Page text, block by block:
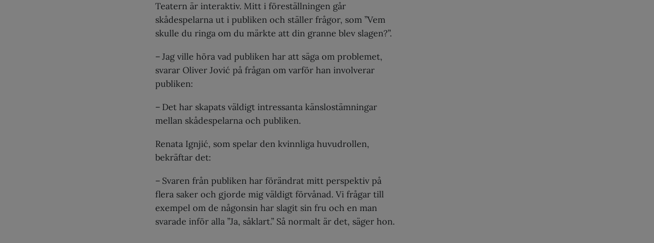
Teatern är interaktiv. Mitt i föreställningen går
skådespelarna ut i publiken och ställer frågor, som ”Vem
skulle du ringa om du märkte att din granne blev slagen?”.
– Jag ville höra vad publiken har att säga om problemet,
svarar Oliver Jović på frågan om varför han involverar
publiken:
– Det har skapats väldigt intressanta känslostämningar
mellan skådespelarna och publiken.
Renata Ignjić, som spelar den kvinnliga huvudrollen,
bekräftar det:
– Svaren från publiken har förändrat mitt perspektiv på
flera saker och gjorde mig väldigt förvånad. Vi frågar till
exempel om de någonsin har slagit sin fru och en man
svarade inför alla ”Ja, såklart.” Så normalt är det, säger hon.